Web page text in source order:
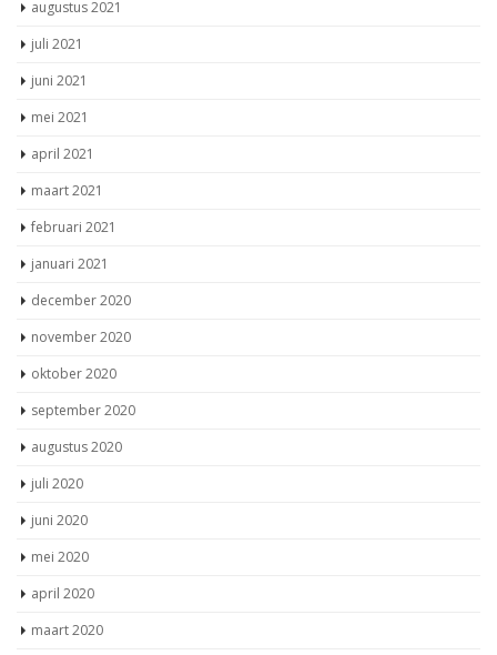
augustus 2021
juli 2021
juni 2021
mei 2021
april 2021
maart 2021
februari 2021
januari 2021
december 2020
november 2020
oktober 2020
september 2020
augustus 2020
juli 2020
juni 2020
mei 2020
april 2020
maart 2020